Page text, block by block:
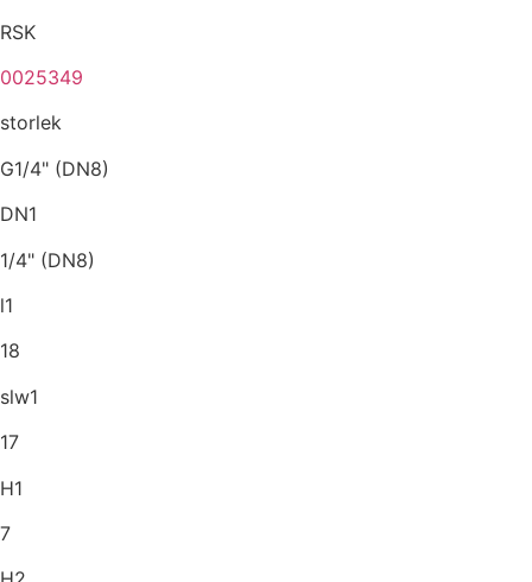
RSK
0025349
storlek
G1/4" (DN8)
DN1
1/4" (DN8)
l1
18
slw1
17
H1
7